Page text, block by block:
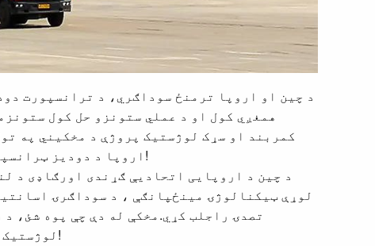
د چين او اروپا ترمنځ سوداګري، د ترانسپورت
همغږي کول او د عملي ستونزو حل کول
کمربند او سړک لوژستیک پروژې د مخکیني په
اروپا د دودیز ټرانسپورټ موډل سره په پرتله، د ترانسپورت وخت د سمندر 1/3 دی، او د هوایی ترانسپورت لګښت یوازې 1/4 دی!
د چین د اروپایی اتحادیې ګړندی اورګاډی د
لوړې ټیکنالوژۍ مینځپانګې ، د سوداګرۍ
تصدۍ راجلب کړي.مخکې له دې چې پوه شئ،
لوژستیک چینل د سوداګرۍ ټرانسپورټ سره وصلوي ، د اروپا نړیوال ټرانزیټ مرکز ته د داخلي انجن وده ورکوي!